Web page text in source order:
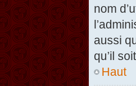
nom
aussi
qu’il
Haut